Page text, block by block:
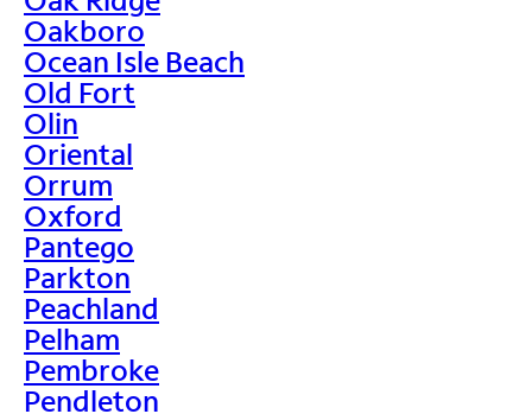
Oakboro
Ocean Isle Beach
Old Fort
Olin
Oriental
Orrum
Oxford
Pantego
Parkton
Peachland
Pelham
Pembroke
Pendleton